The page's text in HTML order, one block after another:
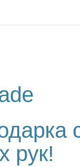
рук!